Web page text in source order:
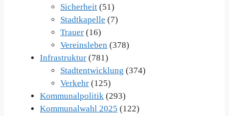
Sicherheit (51)
Stadtkapelle (7)
Trauer (16)
Vereinsleben (378)
Infrastruktur (781)
Stadtentwicklung (374)
Verkehr (125)
Kommunalpolitik (293)
Kommunalwahl 2025 (122)